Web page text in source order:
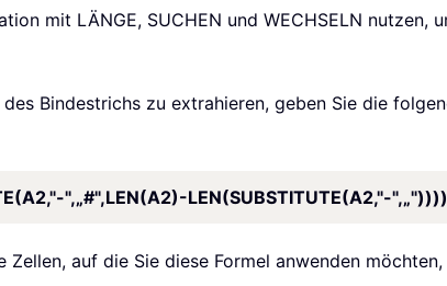
mit LÄNGE, SUCHEN und WECHSELN nutzen,
Bindestrichs zu extrahieren, geben Sie die
",„#",LEN(A2)-LEN(SUBSTITUTE(A2,"-
auf die Sie diese Formel anwenden